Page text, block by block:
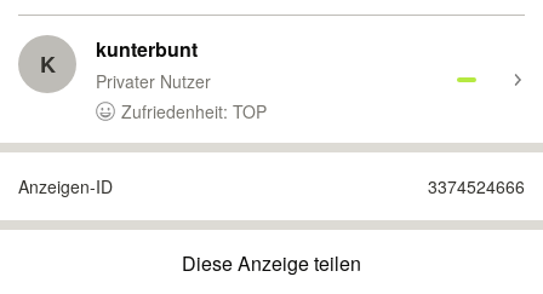
K kunterbunt
Privater Nutzer
Zufriedenheit: TOP
Anzeigen-ID 3374524666
Diese Anzeige teilen